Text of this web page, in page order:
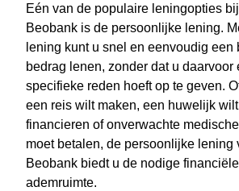
Eén van de populaire leningopties bij
Beobank is de persoonlijke lening.
lening kunt u snel en eenvoudig een
bedrag lenen, zonder dat u daarvoor
specifieke reden hoeft op te geven.
een reis wilt maken, een huwelijk wilt
financieren of onverwachte
moet betalen, de persoonlijke lening
Beobank biedt u de nodige financiële
ademruimte.